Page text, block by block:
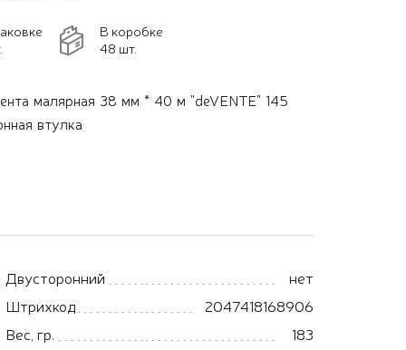
В коробке
48 шт.
малярная 38 мм * 40 м "deVENTE" 145
втулка
Двусторонний
нет
Штрихкод
2047418168906
Вес, гр.
183